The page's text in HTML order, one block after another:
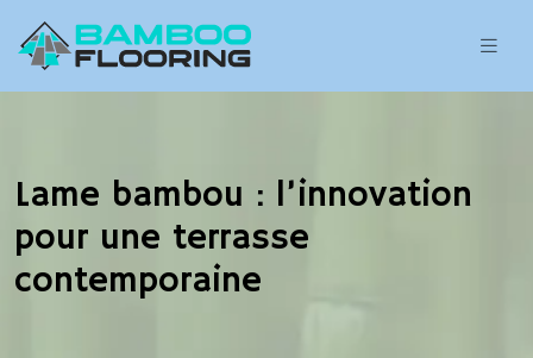
Lame bambou : l’innovation
pour une terrasse
contemporaine